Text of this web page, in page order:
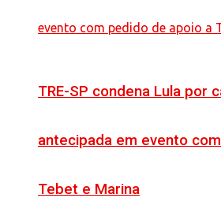
TRE-SP condena Lula por
antecipada em evento
Tebet e Marina